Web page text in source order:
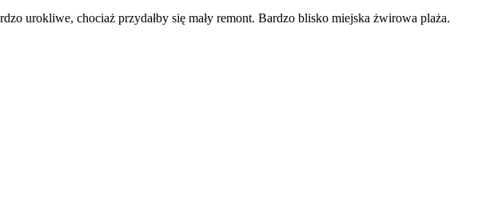
urokliwe, chociaż przydałby się mały remont. Bardzo blisko miejska żwirowa plaża.